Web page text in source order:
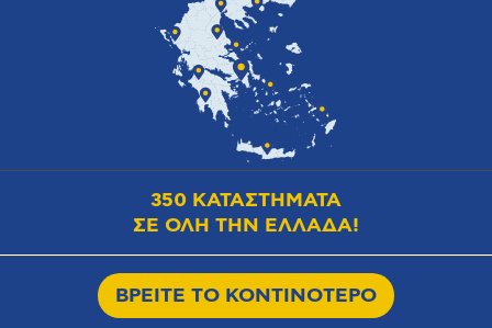
350 ΚΑΤΑΣΤΗΜΑΤΑ
ΣΕ ΟΛΗ ΤΗΝ ΕΛΛΑΔΑ!
ΒΡΕΙΤΕ ΤΟ ΚΟΝΤΙΝΟΤΕΡΟ